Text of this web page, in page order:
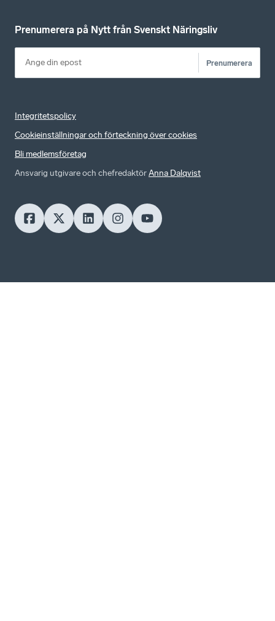
Prenumerera på Nytt från Svenskt Näringsliv
Prenumerera
Integritetspolicy
Cookieinställningar och förteckning över cookies
Bli medlemsföretag
Ansvarig utgivare och chefredaktörAnna Dalqvist